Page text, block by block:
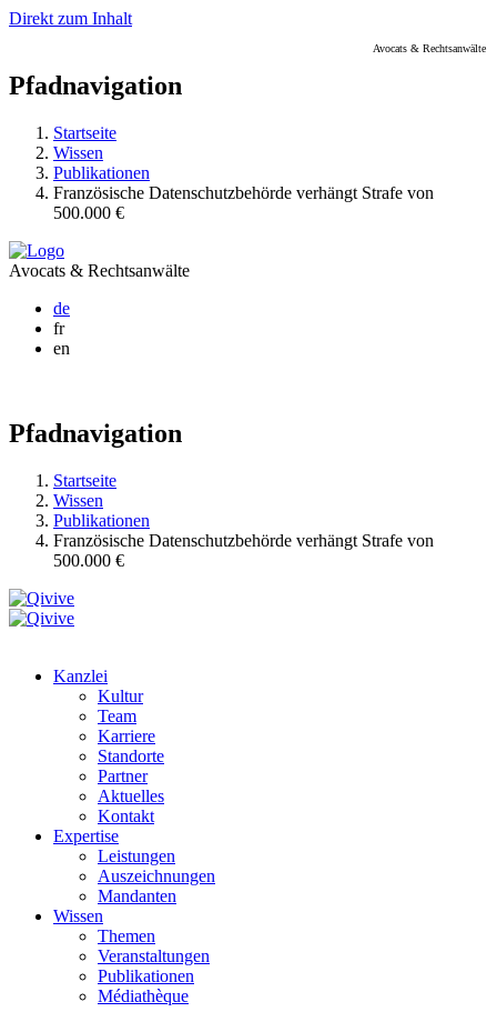
Direkt zum Inhalt
Avocats & Rechtsanwälte
Pfadnavigation
Startseite
Wissen
Publikationen
Französische Datenschutzbehörde verhängt Strafe von
500.000 €
Avocats & Rechtsanwälte
de
fr
en
Pfadnavigation
Startseite
Wissen
Publikationen
Französische Datenschutzbehörde verhängt Strafe von
500.000 €
Kanzlei
Kultur
Team
Karriere
Standorte
Partner
Aktuelles
Kontakt
Expertise
Leistungen
Auszeichnungen
Mandanten
Wissen
Themen
Veranstaltungen
Publikationen
Médiathèque